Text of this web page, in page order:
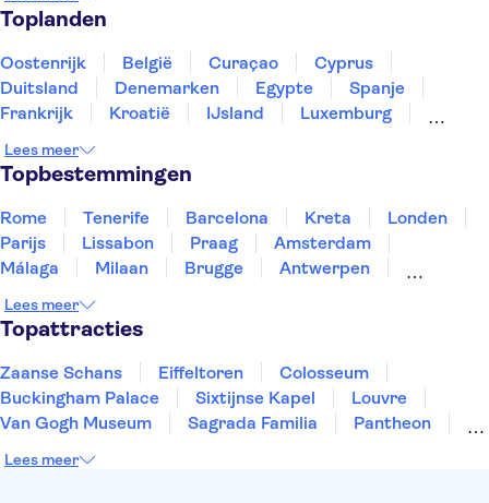
Zion National Park
Top of the Rock
Intrepid Museum
American Museum of Natural History
Toplanden
Oostenrijk België Curaçao
Cyprus
Duitsland
Denemarken Egypte
Spanje
Frankrijk
Kroatië IJsland
Luxemburg
Slovenië
Thailand
Lees meer
Topbestemmingen
Rome Tenerife Barcelona Kreta
Londen
Parijs
Lissabon Praag
Amsterdam
Málaga
Milaan Brugge
Antwerpen
Eindhoven
Lees meer
Topattracties
Zaanse Schans Eiffeltoren
Colosseum
Buckingham Palace
Sixtijnse Kapel
Louvre
Van Gogh Museum
Sagrada Familia
Pantheon
Keukenhof
Lees meer